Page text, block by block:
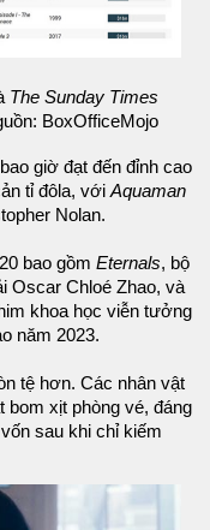
The Sunday Times
BoxOfficeMojo
giờ đạt đến đỉnh cao
tỉ đôla, với Aquaman
Nolan.
bao gồm Eternals, bộ
Oscar Chloé Zhao, và
khoa học viễn tưởng
năm 2023.
tệ hơn. Các nhân vật
bom xịt phòng vé, đáng
sau khi chỉ kiếm